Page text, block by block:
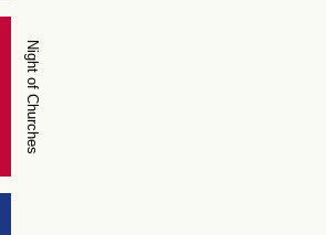
Night of Churches